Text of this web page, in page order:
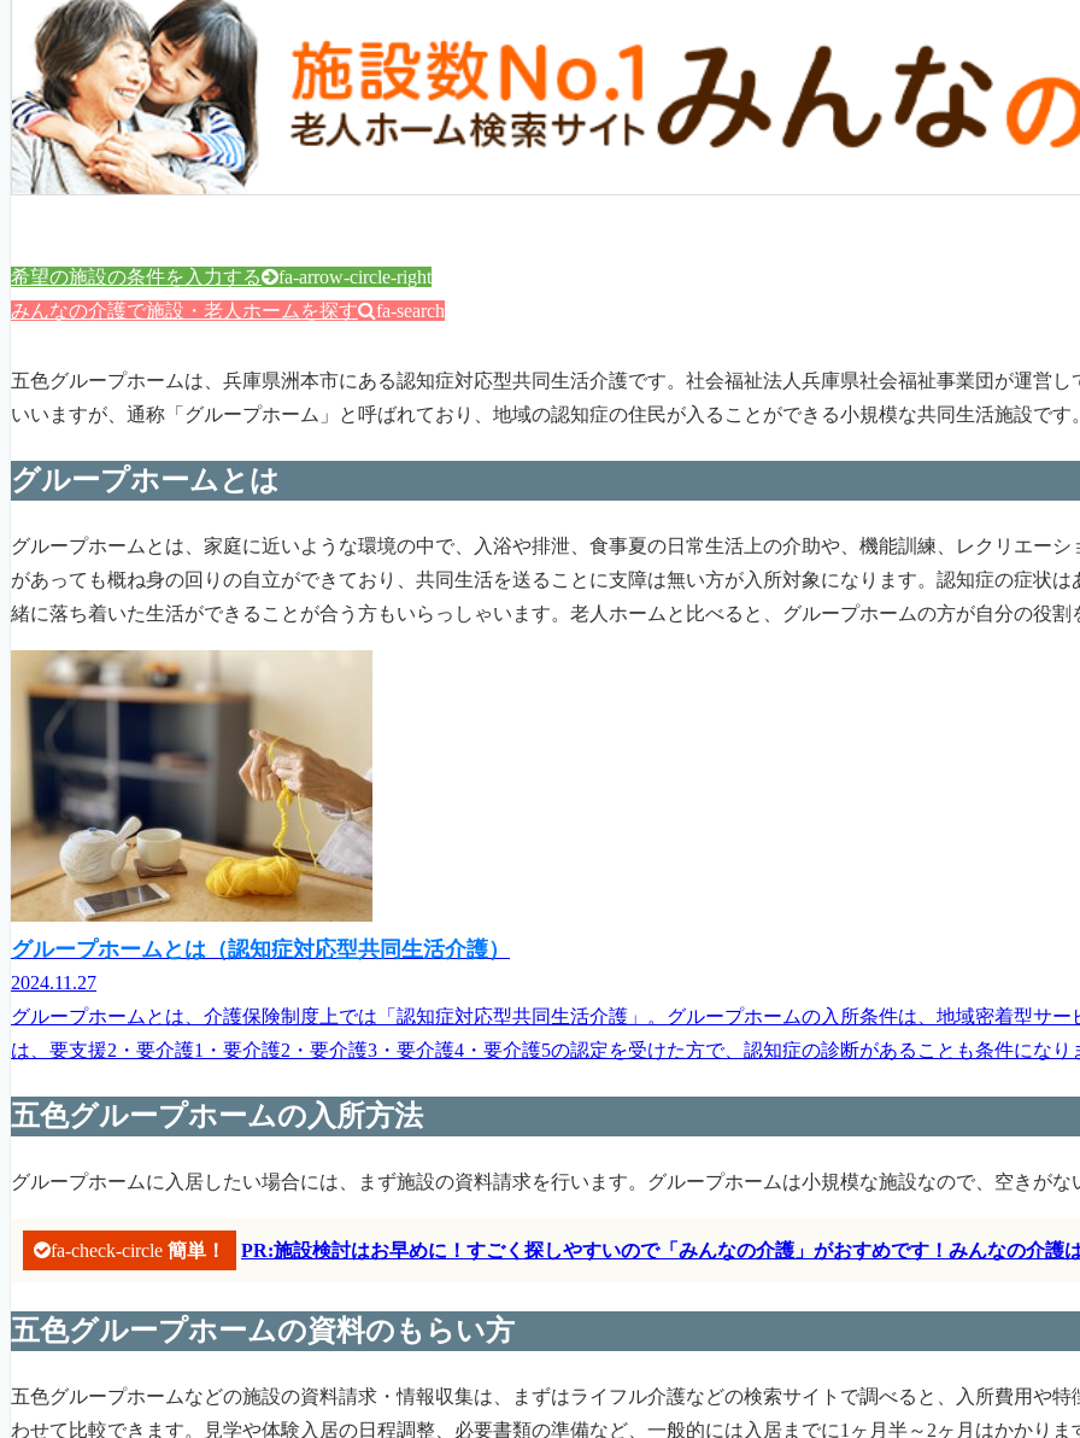
希望の施設の条件を入力する fa-arrow-circle-right
みんなの介護で施設・老人ホームを探す fa-search
五色グループホームは、兵庫県洲本市にある認知症対応型共同生活介護です。社会福祉法人兵庫県社会福祉事業団が運営
いいますが、通称「グループホーム」と呼ばれており、地域の認知症の住民が入ることができる小規模な共同生活施設です
グループホームとは
グループホームとは、家庭に近いような環境の中で、入浴や排泄、食事夏の日常生活上の介助や、機能訓練、レクリエー
があっても概ね身の回りの自立ができており、共同生活を送ることに支障は無い方が入所対象になります。認知症の症状
緒に落ち着いた生活ができることが合う方もいらっしゃいます。老人ホームと比べると、グループホームの方が自分の役
グループホームとは（認知症対応型共同生活介護）
2024.11.27
グループホームとは、介護保険制度上では「認知症対応型共同生活介護」。グループホームの入所条件は、地域密着型サ
は、要支援2・要介護1・要介護2・要介護3・要介護4・要介護5の認定を受けた方で、認知症の診断があることも条件になり
五色グループホームの入所方法
グループホームに入居したい場合には、まず施設の資料請求を行います。グループホームは小規模な施設なので、空きがな
fa-check-circle 簡単！ PR:施設検討はお早めに！すごく探しやすいので「みんなの介護」がおすめです！みんなの介護
五色グループホームの資料のもらい方
五色グループホームなどの施設の資料請求・情報収集は、まずはライフル介護などの検索サイトで調べると、入所費用や
わせて比較できます。見学や体験入居の日程調整、必要書類の準備など、一般的には入居までに1ヶ月半～2ヶ月はかかりま